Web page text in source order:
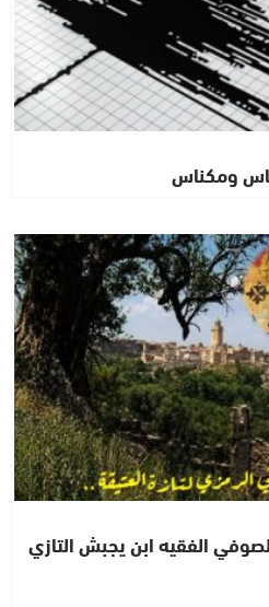
ومكناس
الفقيه ابن يجبش التازي